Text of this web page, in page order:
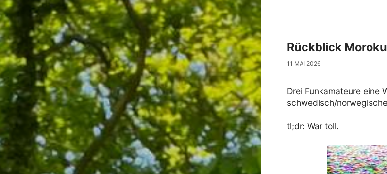
Rückblick
11 MAI 2026
Drei Funkamateure eine
schwedisch/
tl;dr: War toll.